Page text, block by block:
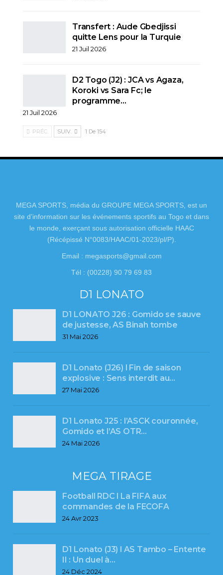
Transfert : Aude Gbedjissi
quitte Lens pour la Turquie
21 Juil 2026
D2 Togo (J2) : JCA vs Agaza,
Koroki vs Sara Fc; le
programme…
21 Juil 2026
PRÉC. SUIV. 1 De 154
MEGA SPORTS, média du GROUPE MEGA SPORTS, est un
site d’information sur les événements sportifs au Togo et dans
le monde, exerçant sous autorisation officielle HAAC
(Récépissé N°0083/HAAC/01-2023/pl/P).
Email : megasports@gmail.com
Tél : (00228) 90 79 69 83
D1 LONATO
D1 LONATO J26 : Gomido se sauve
de justesse, AS Binah tombe
31 Mai 2026
D1 Lonato (J26) l Fin de saison
explosive : Sens interdit au…
27 Mai 2026
D1 Lonato J25 : l’ASCK couronnée,
Gomido et l’AS OTR…
24 Mai 2026
MEGA TIRAGE
Football RDC l La FIFA aux
commandes de la FECOFA
24 Avr 2023
D1 Lonato (J3) l AS Tambo – Entente
II : Un duel à…
24 Déc 2024